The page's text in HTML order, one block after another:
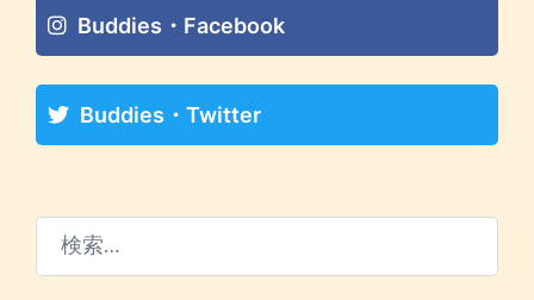
Buddies・Facebook
Buddies・Twitter
索: